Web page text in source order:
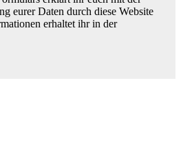
eurer Daten durch diese Website
erhaltet ihr in der